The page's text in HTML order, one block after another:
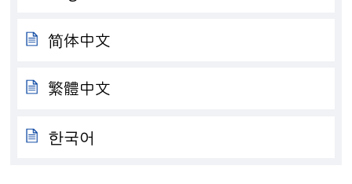
简体中文
繁體中文
한국어